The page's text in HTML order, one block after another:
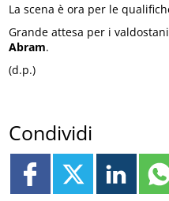
La scena è ora per le
Grande attesa per i valdostani
Abram.
(d.p.)
Condividi